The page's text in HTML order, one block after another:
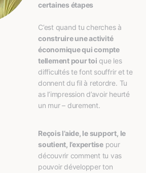
certaines étapes
construire une activité
économique qui compte
tellement pour toi que les
difficultés te font souffrir et te
donnent du fil à retordre. Tu
as l’impression d’avoir heurté
un mur – durement.
Reçois l’aide, le support, le
soutient, l’expertise pour
découvrir comment tu vas
pouvoir développer ton